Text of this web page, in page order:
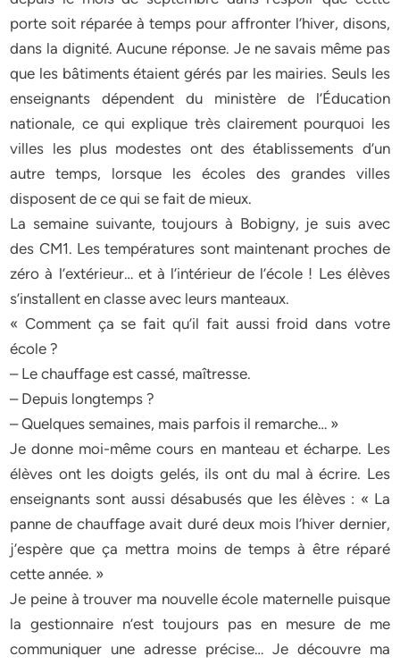
porte soit réparée à temps pour affronter l’hiver, disons,
dans la dignité. Aucune réponse. Je ne savais même pas
que les bâtiments étaient gérés par les mairies. Seuls les
enseignants dépendent du ministère de l’Éducation
nationale, ce qui explique très clairement pourquoi les
villes les plus modestes ont des établissements d’un
autre temps, lorsque les écoles des grandes villes
disposent de ce qui se fait de mieux.
La semaine suivante, toujours à Bobigny, je suis avec
des CM1. Les températures sont maintenant proches de
zéro à l’extérieur… et à l’intérieur de l’école ! Les élèves
s’installent en classe avec leurs manteaux.
« Comment ça se fait qu’il fait aussi froid dans votre
école ?
– Le chauffage est cassé, maîtresse.
– Depuis longtemps ?
– Quelques semaines, mais parfois il remarche… »
Je donne moi-même cours en manteau et écharpe. Les
élèves ont les doigts gelés, ils ont du mal à écrire. Les
enseignants sont aussi désabusés que les élèves : « La
panne de chauffage avait duré deux mois l’hiver dernier,
j’espère que ça mettra moins de temps à être réparé
cette année. »
Je peine à trouver ma nouvelle école maternelle puisque
la gestionnaire n’est toujours pas en mesure de me
communiquer une adresse précise… Je découvre ma